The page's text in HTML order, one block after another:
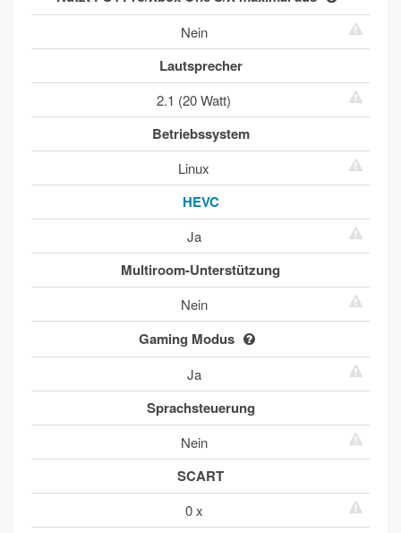
Nein
Lautsprecher
2.1 (20 Watt)
Betriebssystem
Linux
HEVC
Ja
Multiroom-Unterstützung
Nein
Gaming Modus
Ja
Sprachsteuerung
Nein
SCART
0 x